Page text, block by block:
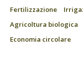
Fertilizzazione
Agricoltura biologica
Economia circolare